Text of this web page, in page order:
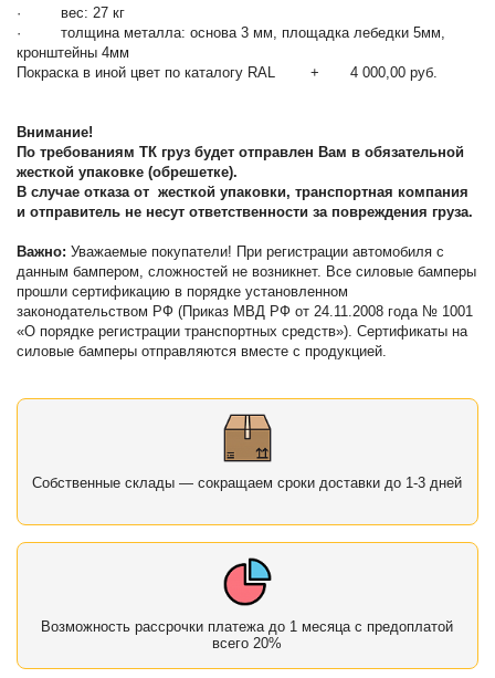
· вес: 27 кг
· толщина металла: основа 3 мм, площадка лебедки 5мм,
кронштейны 4мм
Покраска в иной цвет по каталогу RAL + 4 000,00 руб.
Внимание!
По требованиям ТК груз будет отправлен Вам в обязательной
жесткой упаковке (обрешетке).
В случае отказа от жесткой упаковки, транспортная компания
и отправитель не несут ответственности за повреждения груза.
Важно:Уважаемые покупатели! При регистрации автомобиля с
данным бампером, сложностей не возникнет. Все силовые бамперы
прошли сертификацию в порядке установленном
законодательством РФ (Приказ МВД РФ от 24.11.2008 года № 1001
«О порядке регистрации транспортных средств»). Сертификаты на
силовые бамперы отправляются вместе с продукцией.
Собственные склады — сокращаем сроки доставки до 1-3 дней
Возможность рассрочки платежа до 1 месяца с предоплатой
всего 20%